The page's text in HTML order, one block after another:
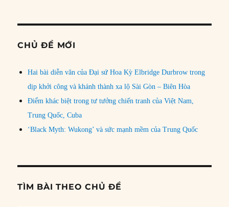
CHỦ ĐỀ MỚI
Hai bài diễn văn của Đại sứ Hoa Kỳ Elbridge Durbrow trong
dịp khởi công và khánh thành xa lộ Sài Gòn – Biên Hòa
Điểm khác biệt trong tư tưởng chiến tranh của Việt Nam,
Trung Quốc, Cuba
‘Black Myth: Wukong’ và sức mạnh mềm của Trung Quốc
TÌM BÀI THEO CHỦ ĐỀ